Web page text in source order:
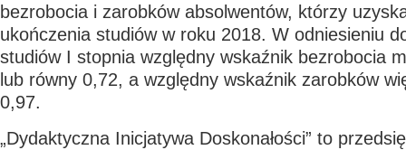
bezrobocia i zarobków absolwentów, którzy
ukończenia studiów w roku 2018. W odniesieniu
studiów I stopnia względny wskaźnik bezrobocia
lub równy 0,72, a względny wskaźnik zarobków
0,97.
„Dydaktyczna Inicjatywa Doskonałości” to